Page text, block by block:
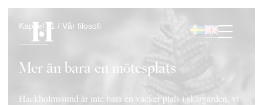
Kapitel 11 / Vår filosofi
Mer än bara en mötesplats
Hackholmssund är inte bara en vacker plats i skärgården, vi